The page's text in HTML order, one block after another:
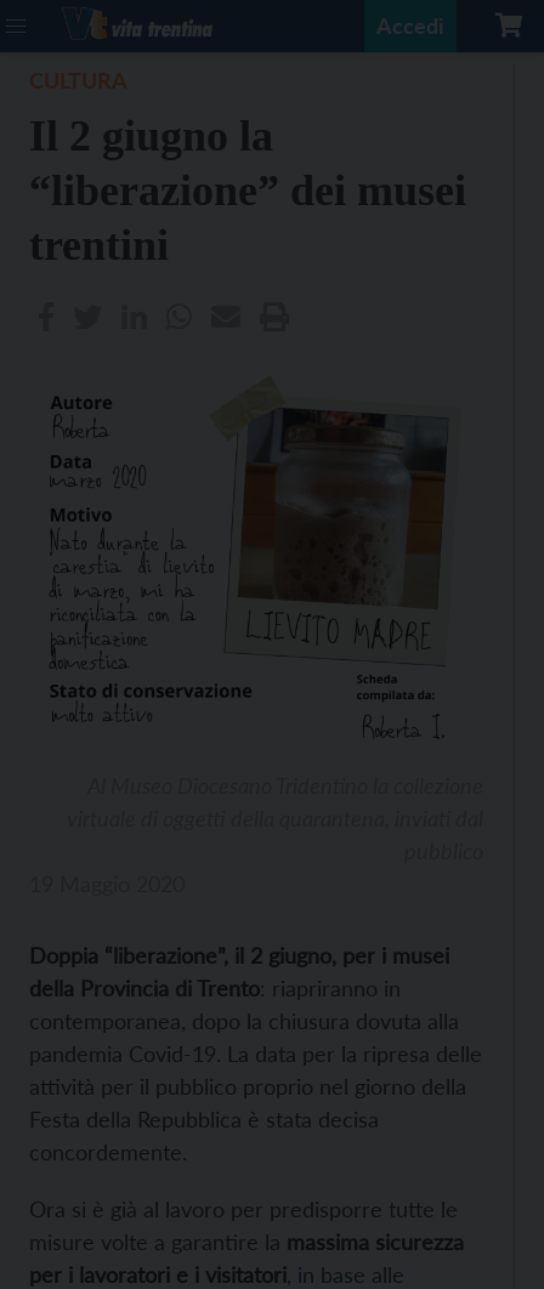
Accedi
Il 2 giugno la
“liberazione” dei musei
trentini
Doppia “liberazione”, il 2 giugno, per i musei
della Provincia di Trento: riapriranno in
contemporanea, dopo la chiusura dovuta alla
pandemia Covid-19. La data per la ripresa delle
attività per il pubblico proprio nel giorno della
Festa della Repubblica è stata decisa
concordemente.
Ora si è già al lavoro per predisporre tutte le
misure volte a garantire la massima sicurezza
per i lavoratori e i visitatori in base alle